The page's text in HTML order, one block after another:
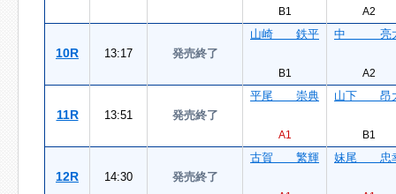
B1 A2
10R 13:17 発売終了
山崎 鉄平
B1
中 亮
A2
11R 13:51 発売終了
平尾 崇典
A1
山下 昂
B1
12R 14:30 発売終了
古賀 繁輝 妹尾 忠